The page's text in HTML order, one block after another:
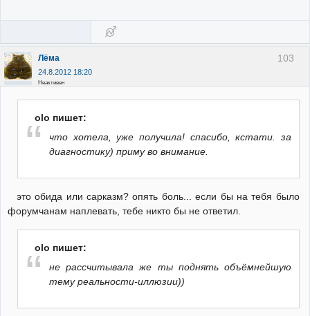
103
Лёма
24.8.2012 18:20
Неактивен
olo пишет:
что хотела, уже получила! спасибо, кстати. за
диагностику) приму во внимание.
это обида или сарказм? опять боль... если бы на тебя было
форумчанам наплевать, тебе никто бы не ответил.
olo пишет:
не рассчитывала же ты поднять объёмнейшую
тему реальности-иллюзии))